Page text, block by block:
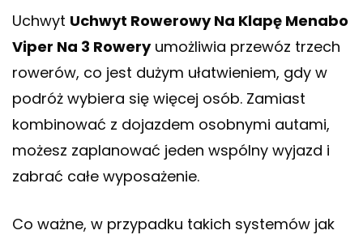
Uchwyt Uchwyt Rowerowy Na Klapę Menabo
Viper Na 3 Roweryumożliwia przewóz trzech
rowerów, co jest dużym ułatwieniem, gdy w
podróż wybiera się więcej osób. Zamiast
kombinować z dojazdem osobnymi autami,
możesz zaplanować jeden wspólny wyjazd i
zabrać całe wyposażenie.
Co ważne, w przypadku takich systemów jak